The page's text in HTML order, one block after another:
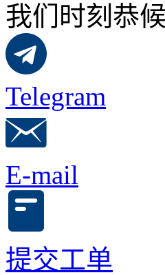
我们时刻恭
Telegram
E-mail
提交工单